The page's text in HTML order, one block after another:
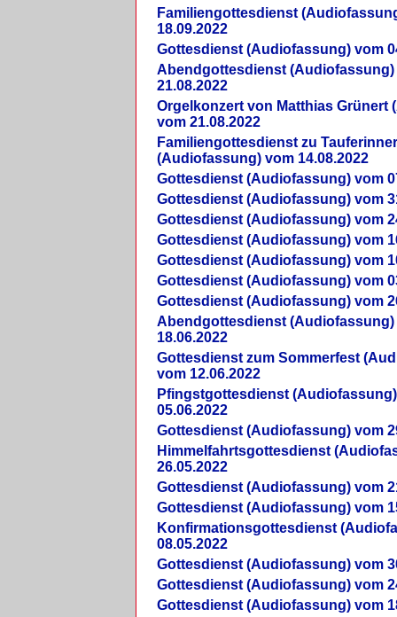
Familiengottesdienst
18.09.2022
Gottesdienst (Audiofassung) vom
Abendgottesdienst (Audiofassung)
21.08.2022
Orgelkonzert von Matthias Grünert
vom 21.08.2022
Familiengottesdienst zu
(Audiofassung) vom 14.08.2022
Gottesdienst (Audiofassung) vom
Gottesdienst (Audiofassung) vom
Gottesdienst (Audiofassung) vom
Gottesdienst (Audiofassung) vom
Gottesdienst (Audiofassung) vom
Gottesdienst (Audiofassung) vom
Gottesdienst (Audiofassung) vom
Abendgottesdienst (Audiofassung)
18.06.2022
Gottesdienst zum Sommerfest
vom 12.06.2022
Pfingstgottesdienst
05.06.2022
Gottesdienst (Audiofassung) vom
Himmelfahrtsgottesdienst
26.05.2022
Gottesdienst (Audiofassung) vom
Gottesdienst (Audiofassung) vom
Konfirmationsgottesdienst
08.05.2022
Gottesdienst (Audiofassung) vom
Gottesdienst (Audiofassung) vom
Gottesdienst (Audiofassung) vom